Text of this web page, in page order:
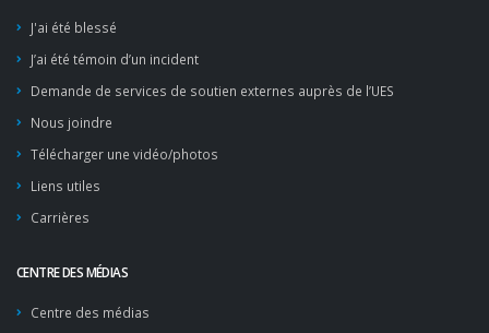
J'ai été blessé
J’ai été témoin d’un incident
Demande de services de soutien externes auprès de l’UES
Nous joindre
Télécharger une vidéo/photos
Liens utiles
Carrières
CENTRE DES MÉDIAS
Centre des médias